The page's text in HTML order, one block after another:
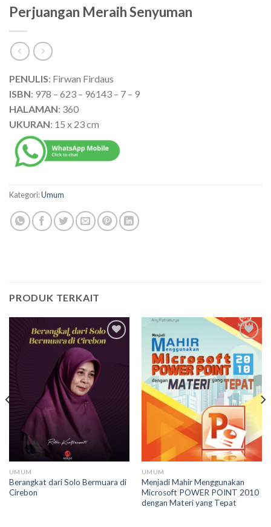
Perjuangan Meraih Senyuman
PENULIS: Firwan Firdaus
ISBN: 978 – 623 – 96143 – 7 – 9
HALAMAN: 360
UKURAN: 15 x 23 cm
Kategori:Umum
PRODUK TERKAIT
wishlist
UMUM
Berangkat dari Solo Bermuara di
Cirebon
Add to
wishlist
UMUM
Menjadi Mahir Menggunakan
Microsoft POWER POINT 2010
dengan Materi yang Tepat